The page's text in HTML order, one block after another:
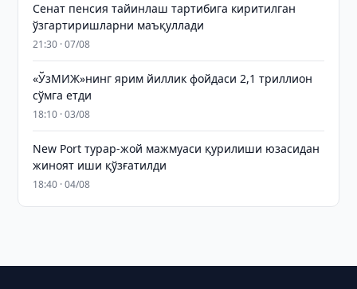
Сенат пенсия тайинлаш тартибига киритилган
ўзгартиришларни маъқуллади
21:30 · 07/08
«ЎзМИЖ»нинг ярим йиллик фойдаси 2,1 триллион
сўмга етди
18:10 · 03/08
New Port турар-жой мажмуаси қурилиши юзасидан
жиноят иши қўзғатилди
18:40 · 04/08